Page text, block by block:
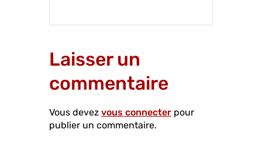
Laisser un
commentaire
Vous devez vous connecter pour
publier un commentaire.